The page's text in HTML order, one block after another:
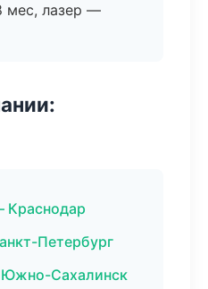
мес, лазер —
Краснодар
Петербург
Сахалинск